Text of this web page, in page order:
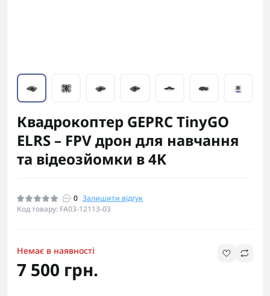
Квадрокоптер GEPRC TinyGO
ELRS – FPV дрон для навчання
та відеозйомки в 4K
0 Залишити відгук
Код товару: FA03-12113-03
Немає в наявності
7 500 грн.